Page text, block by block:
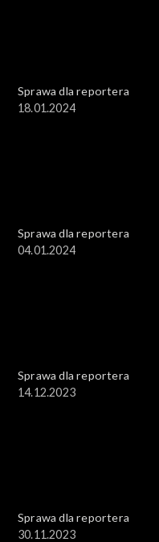
Sprawa dla reportera
18.01.2024
Sprawa dla reportera
04.01.2024
Sprawa dla reportera
14.12.2023
Sprawa dla reportera
30.11.2023